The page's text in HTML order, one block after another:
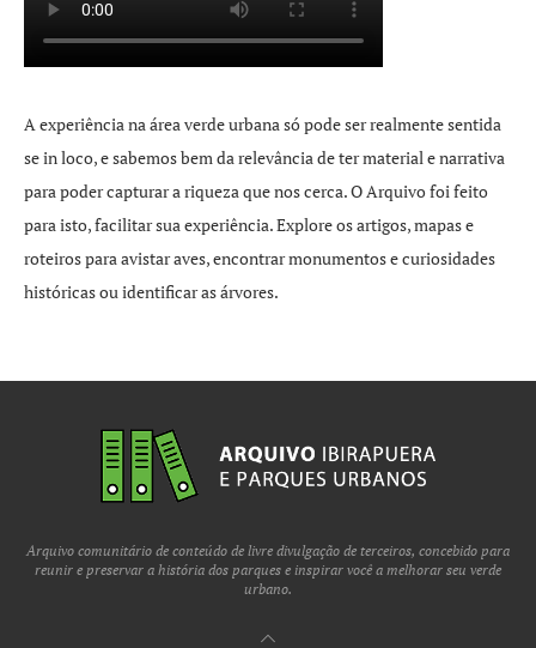
A experiência na área verde urbana só pode ser realmente sentida
se in loco, e sabemos bem da relevância de ter material e narrativa
para poder capturar a riqueza que nos cerca. O Arquivo foi feito
para isto, facilitar sua experiência. Explore os artigos, mapas e
roteiros para avistar aves, encontrar monumentos e curiosidades
históricas ou identificar as árvores.
Arquivo comunitário de conteúdo de livre divulgação de terceiros, concebido para
reunir e preservar a história dos parques e inspirar você a melhorar seu verde
urbano.